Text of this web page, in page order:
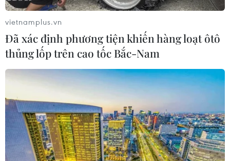
vietnamplus.vn
Đã xác định phương tiện khiến hàng loạt ôtô
thủng lốp trên cao tốc Bắc-Nam